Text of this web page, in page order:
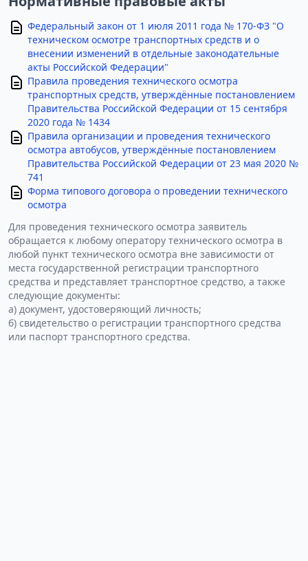
Федеральный закон от 1 июля 2011 года № 170-ФЗ "О
техническом осмотре транспортных средств и о
внесении изменений в отдельные законодательные
акты Российской Федерации"
Правила проведения технического осмотра
транспортных средств, утверждённые постановлением
Правительства Российской Федерации от 15 сентября
2020 года № 1434
Правила организации и проведения технического
осмотра автобусов, утверждённые постановлением
Правительства Российской Федерации от 23 мая 2020 №
741
Форма типового договора о проведении технического
осмотра
Для проведения технического осмотра заявитель
обращается к любому оператору технического осмотра в
любой пункт технического осмотра вне зависимости от
места государственной регистрации транспортного
средства и представляет транспортное средство, а также
следующие документы:
а) документ, удостоверяющий личность;
б) свидетельство о регистрации транспортного средства
или паспорт транспортного средства.